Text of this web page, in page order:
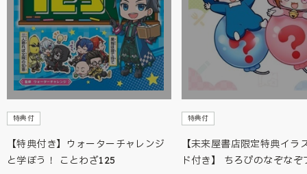
特典付
【特典付き】ウォーターチャレンジ
と学ぼう！ ことわざ125
特典付
【未来屋書店限定特典イラ
ド付き】 ちろぴのなぞなぞ